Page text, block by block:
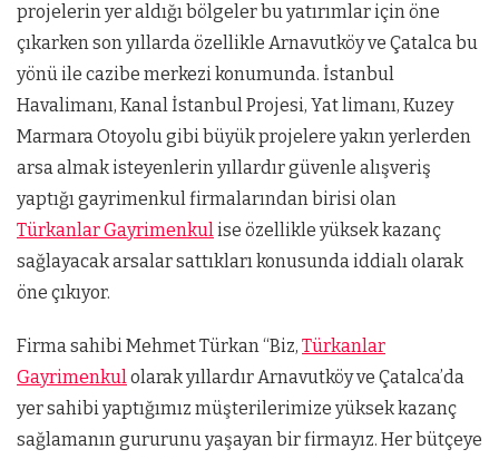
projelerin yer aldığı bölgeler bu yatırımlar için öne
çıkarken son yıllarda özellikle Arnavutköy ve Çatalca bu
yönü ile cazibe merkezi konumunda. İstanbul
Havalimanı, Kanal İstanbul Projesi, Yat limanı, Kuzey
Marmara Otoyolu gibi büyük projelere yakın yerlerden
arsa almak isteyenlerin yıllardır güvenle alışveriş
yaptığı gayrimenkul firmalarından birisi olan
Türkanlar Gayrimenkulise özellikle yüksek kazanç
sağlayacak arsalar sattıkları konusunda iddialı olarak
öne çıkıyor.
Firma sahibi Mehmet Türkan “Biz, Türkanlar
Gayrimenkulolarak yıllardır Arnavutköy ve Çatalca’da
yer sahibi yaptığımız müşterilerimize yüksek kazanç
sağlamanın gururunu yaşayan bir firmayız. Her bütçeye